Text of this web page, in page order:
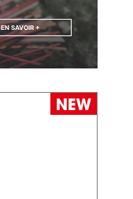
EN SAVOIR +